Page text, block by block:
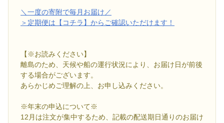
＼一度の寄附で毎月お届け／
＞定期便は【コチラ】からご確認いただけます！
【※お読みください】
離島のため、天候や船の運行状況により、お届け日が前後
する場合がございます。
あらかじめご理解の上、お申し込みください。
※年末の申込について※
12月は注文が集中するため、記載の配送期日通りのお届け